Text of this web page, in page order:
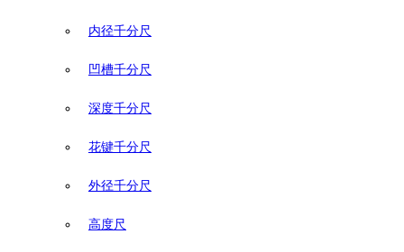
内径千分尺
凹槽千分尺
深度千分尺
花键千分尺
外径千分尺
高度尺